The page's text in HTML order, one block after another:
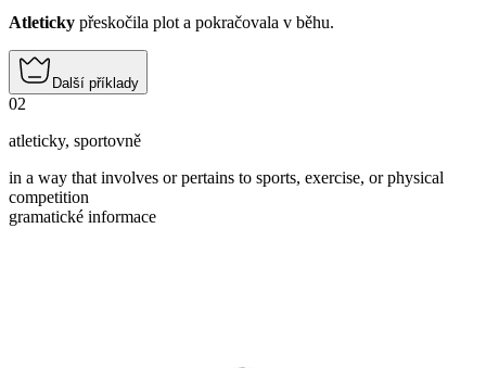
Atleticky přeskočila plot a pokračovala v běhu.
Další příklady
02
atleticky, sportovně
in a way that involves or pertains to sports, exercise, or physical
competition
gramatické informace